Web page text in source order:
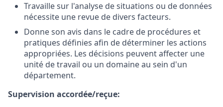
Travaille sur l'analyse de situations ou de données
nécessite une revue de divers facteurs.
Donne son avis dans le cadre de procédures et
pratiques définies afin de déterminer les actions
appropriées. Les décisions peuvent affecter une
unité de travail ou un domaine au sein d'un
département.
Supervision accordée/reçue: